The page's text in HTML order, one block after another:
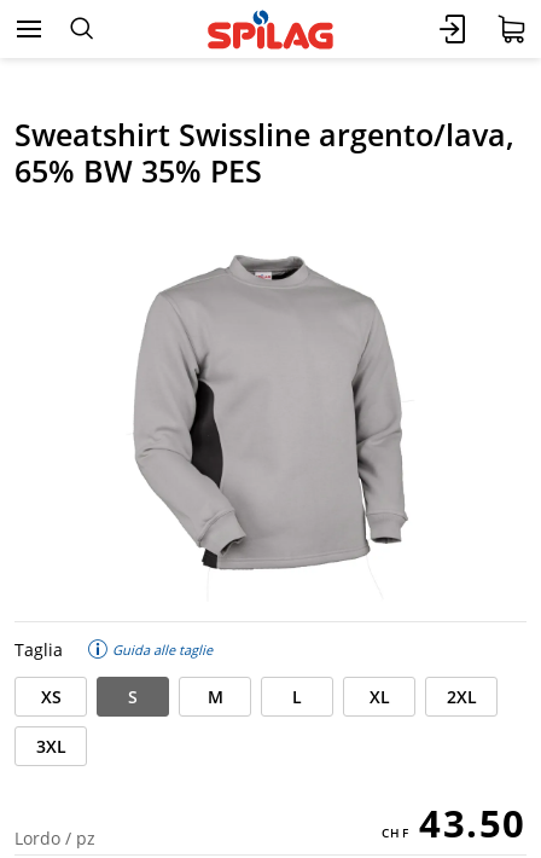
Sweatshirt Swissline argento/lava,
65% BW 35% PES
Taglia Guida alle taglie
XS S M L XL 2XL
3XL
Lordo / pz 43.50